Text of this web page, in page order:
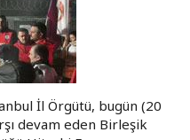
İl Örgütü, bugün (20
devam eden Birleşik